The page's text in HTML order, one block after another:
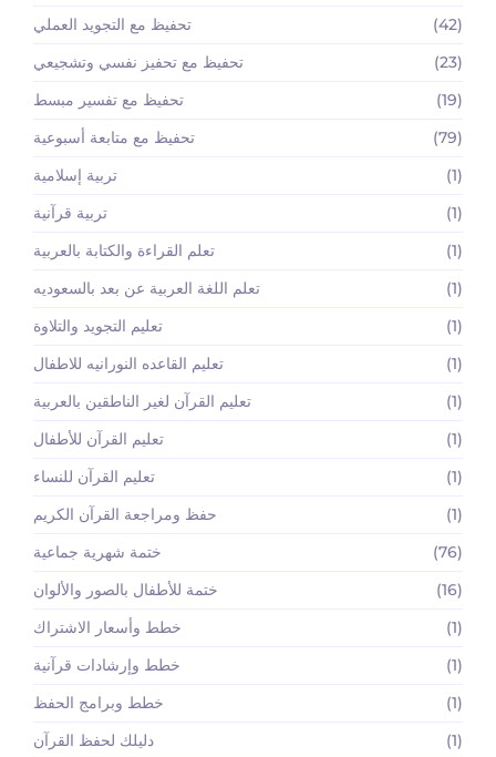
تحفيظ مع التجويد العملي
(42)
تحفيظ مع تحفيز نفسي وتشجيعي
(23)
تحفيظ مع تفسير مبسط
(19)
تحفيظ مع متابعة أسبوعية
(79)
تربية إسلامية
(1)
تربية قرآنية
(1)
تعلم القراءة والكتابة بالعربية
(1)
تعلم اللغة العربية عن بعد بالسعوديه
(1)
تعليم التجويد والتلاوة
(1)
تعليم القاعده النورانيه للاطفال
(1)
تعليم القرآن لغير الناطقين بالعربية
(1)
تعليم القرآن للأطفال
(1)
تعليم القرآن للنساء
(1)
حفظ ومراجعة القرآن الكريم
(1)
ختمة شهرية جماعية
(76)
ختمة للأطفال بالصور والألوان
(16)
خطط وأسعار الاشتراك
(1)
خطط وإرشادات قرآنية
(1)
خطط وبرامج الحفظ
(1)
دليلك لحفظ القرآن
(1)